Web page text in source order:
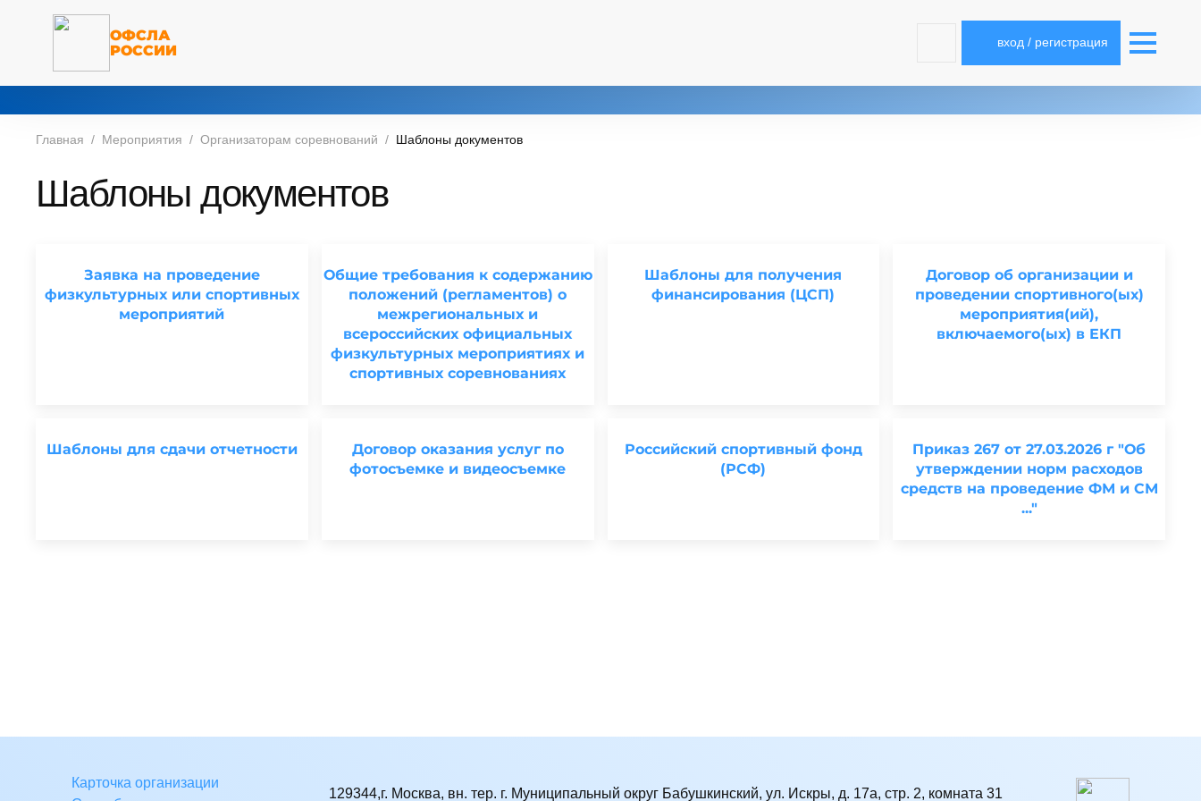
ОФСЛА
РОССИИ
вход / регистрация
Главная Мероприятия Организаторам соревнований Шаблоны документов
Шаблоны документов
Заявка на проведение
физкультурных или спортивных
мероприятий
Общие требования к содержанию
положений (регламентов) о
межрегиональных и
всероссийских официальных
физкультурных мероприятиях и
спортивных соревнованиях
Шаблоны для получения
финансирования (ЦСП)
Договор об организации и
проведении спортивного(ых)
мероприятия(ий),
включаемого(ых) в ЕКП
Шаблоны для сдачи отчетности
Договор оказания услуг по
фотосъемке и видеосъемке
Российский спортивный фонд
(РСФ)
Приказ 267 от 27.03.2026 г "Об
утверждении норм расходов
средств на проведение ФМ и СМ
..."
Карточка организации
129344,г. Москва, вн. тер. г. Муниципальный округ Бабушкинский, ул. Искры, д. 17а, стр. 2, комната 31